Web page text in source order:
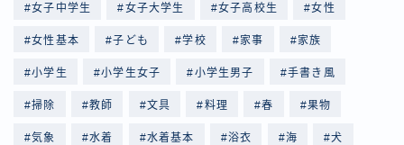
女子中学生 女子大学生 女子高校生 女性
女性基本 子ども 学校 家事 家族
小学生 小学生女子 小学生男子 手書き風
掃除 教師 文具 料理 春 果物
気象 水着 水着基本 浴衣 海 犬